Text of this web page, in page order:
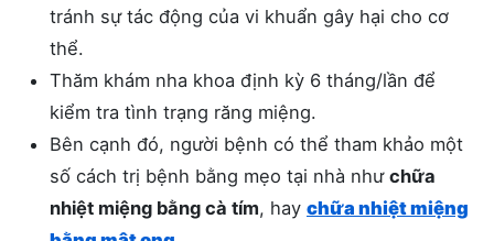
tránh sự tác động của vi khuẩn gây hại cho cơ
thể.
Thăm khám nha khoa định kỳ 6 tháng/lần để
kiểm tra tình trạng răng miệng.
Bên cạnh đó, người bệnh có thể tham khảo một
số cách trị bệnh bằng mẹo tại nhà như chữa
nhiệt miệng bằng cà tím, hay chữa nhiệt miệng